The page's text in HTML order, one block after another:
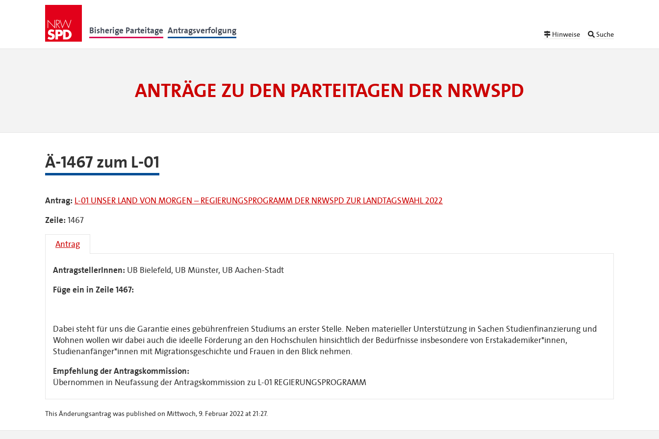
Bisherige Parteitage Antragsverfolgung Hinweise Suche
ANTRÄGE ZU DEN PARTEITAGEN DER NRWSPD
Ä-1467 zum L-01
Antrag: L-01 UNSER LAND VON MORGEN – REGIERUNGSPROGRAMM DER NRWSPD ZUR LANDTAGSWAHL 2022
Zeile: 1467
Antrag
AntragstellerInnen: UB Bielefeld, UB Münster, UB Aachen-Stadt
Füge ein in Zeile 1467:
Dabei steht für uns die Garantie eines gebührenfreien Studiums an erster Stelle. Neben materieller Unterstützung in Sachen Studienfinanzierung und
Wohnen wollen wir dabei auch die ideelle Förderung an den Hochschulen hinsichtlich der Bedürfnisse insbesondere von Erstakademiker*innen,
Studienanfänger*innen mit Migrationsgeschichte und Frauen in den Blick nehmen.
Empfehlung der Antragskommission:
Übernommen in Neufassung der Antragskommission zu L-01 REGIERUNGSPROGRAMM
This Änderungsantrag was published on Mittwoch, 9. Februar 2022 at 21:27.